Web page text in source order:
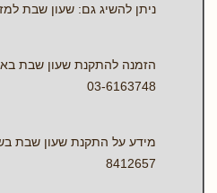
ניתן להשיג גם: שעון שבת
03-6163748
8412657